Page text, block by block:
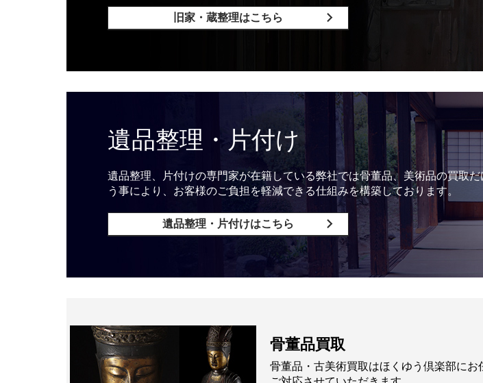
旧家・蔵整理はこちら
遺品整理・片付け
遺品整理、片付けの専門家が在籍している弊社では骨董品、美術品の買取
う事により、お客様のご負担を軽減できる仕組みを構築しております。
遺品整理・片付けはこちら
骨董品買取
骨董品・古美術買取はほくゆう倶楽部に